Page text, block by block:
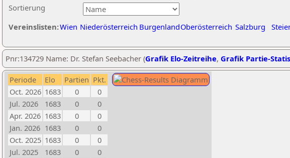
Sortierung
Vereinslisten:Wien Niederösterreich BurgenlandOberösterreich Salzburg
Pnr:134729 Name: Dr. Stefan Seebacher (Grafik Elo-Zeitreihe, Grafik Partie-
Periode Elo Partien Pkt.
Oct. 2026 1683 0
0
Jul. 2026
1683 0
0
Apr. 2026 1683 0
0
Jan. 2026 1683 0
0
Oct. 2025 1683 0
0
Jul. 2025
1683 0
0